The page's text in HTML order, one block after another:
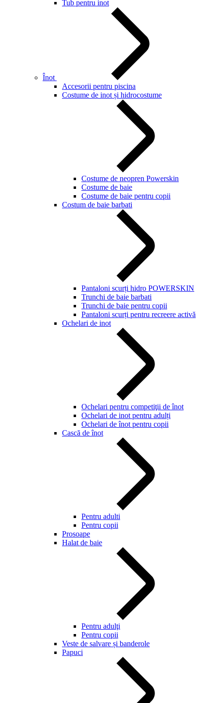
Tub pentru inot
Înot
Accesorii pentru piscina
Costume de inot și hidrocostume
Costume de neopren Powerskin
Costume de baie
Costume de baie pentru copii
Costum de baie barbati
Pantaloni scurți hidro POWERSKIN
Trunchi de baie barbati
Trunchi de baie pentru copii
Pantaloni scurți pentru recreere activă
Ochelari de inot
Ochelari pentru competiţii de înot
Ochelari de inot pentru adulți
Ochelari de înot pentru copii
Cască de înot
Pentru adulti
Pentru copii
Prosoape
Halat de baie
Pentru adulţi
Pentru copii
Veste de salvare și banderole
Papuci